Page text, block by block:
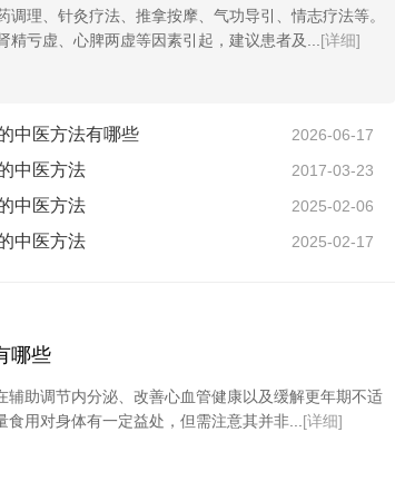
理、针灸疗法、推拿按摩、气功导引、情志疗法等。
亏虚、心脾两虚等因素引起，建议患者及... [详细]
中医方法有哪些 2026-06-17
中医方法 2017-03-23
中医方法 2025-02-06
中医方法 2025-02-17
哪些
助调节内分泌、改善心血管健康以及缓解更年期不适
用对身体有一定益处，但需注意其并非... [详细]